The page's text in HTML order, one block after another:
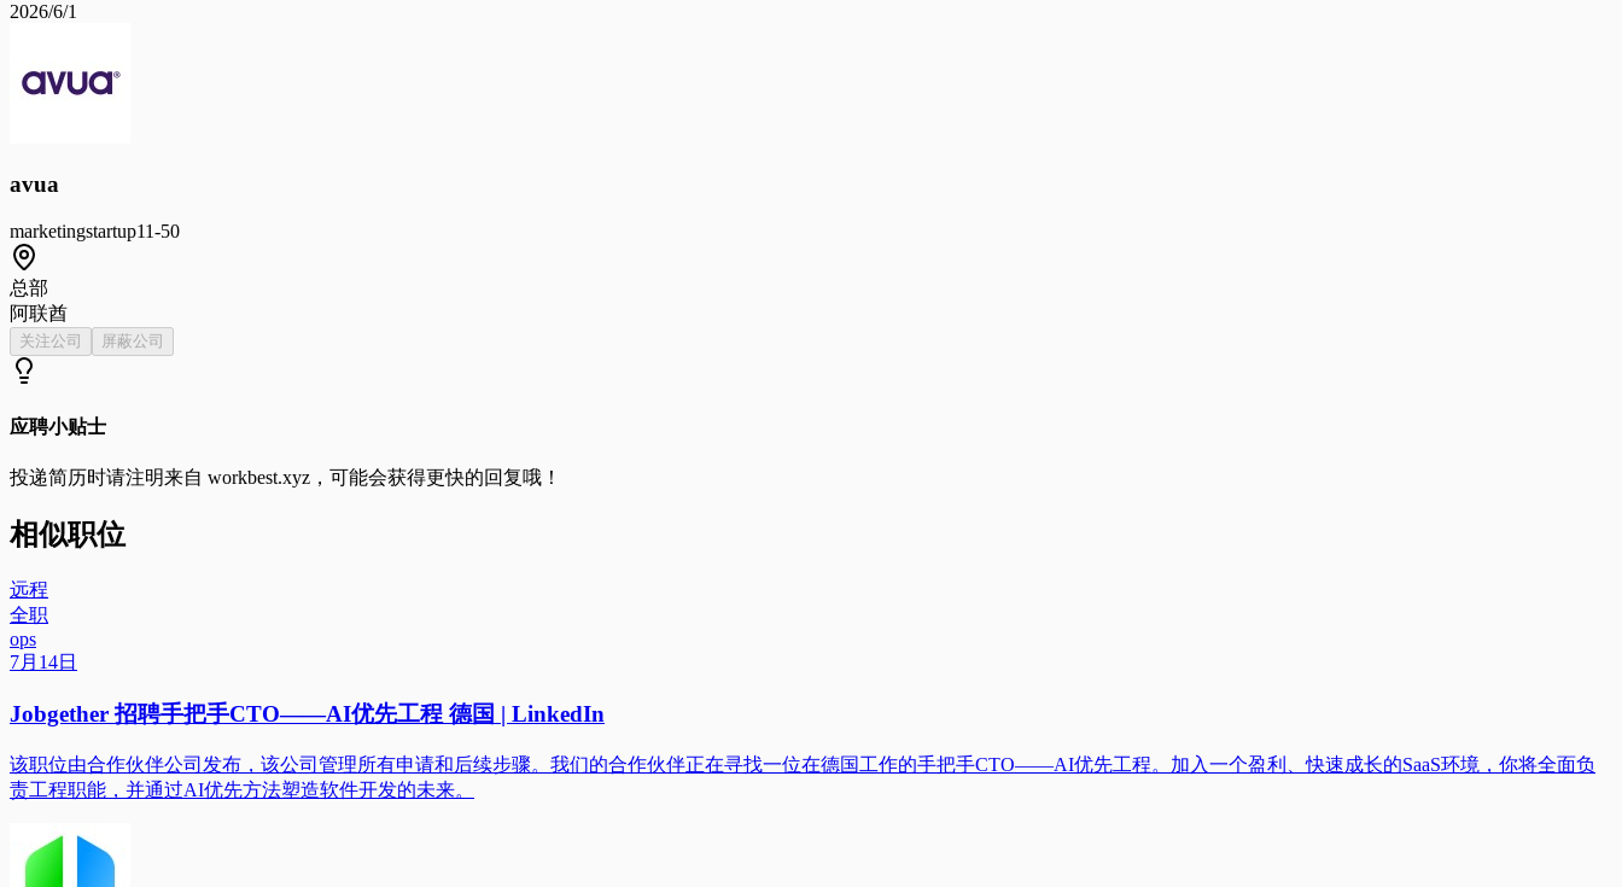
2026/6/1
avua
marketingstartup11-50
总部
阿联酋
关注公司 屏蔽公司
应聘小贴士
投递简历时请注明来自 workbest.xyz ，可能会获得更快的回复哦！
相似职位
远程
全职
ops
7月14日
Jobgether 招聘手把手CTO——AI优先工程 德国 | LinkedIn
该职位由合作伙伴公司发布，该公司管理所有申请和后续步骤。我们的合作伙伴正在寻找一位在德国工作的手把手CTO——AI优先工程。加入一个盈利、快速成长的SaaS环境，你将全面负
责工程职能，并通过AI优先方法塑造软件开发的未来。